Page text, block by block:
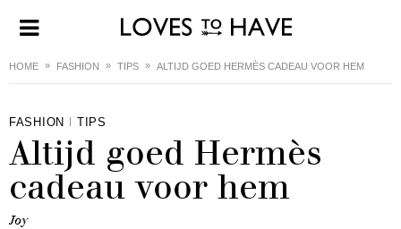
HOME FASHION TIPS ALTIJD GOED HERMÈS CADEAU VOOR HEM
FASHION TIPS
Altijd goed Hermès
cadeau voor hem
Joy